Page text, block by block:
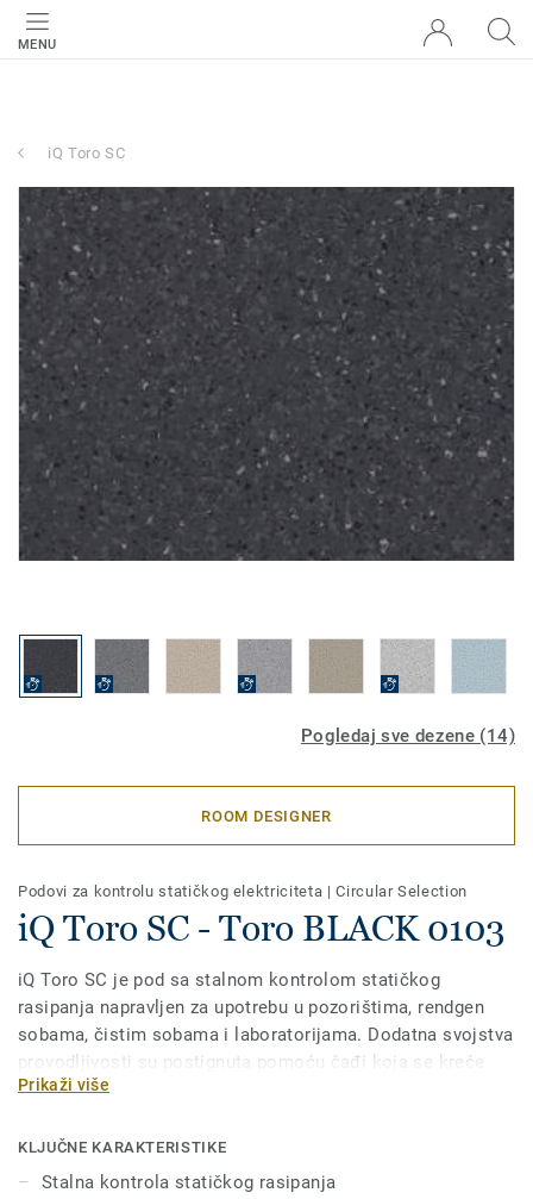
MENU
iQ Toro SC
Pogledaj sve dezene (14)
ROOM DESIGNER
Podovi za kontrolu statičkog elektriciteta |Circular Selection
iQ Toro SC - Toro BLACK 0103
iQ Toro SC je pod sa stalnom kontrolom statičkog
rasipanja napravljen za upotrebu u pozorištima, rendgen
sobama, čistim sobama i laboratorijama. Dodatna svojstva
provodljivosti su postignuta pomoću čađi koja se kreće
kroz vinil duž podnog oslonca od čistog ugljenika. Deo je
otpornost na habanje, fleke i nagrizanje u prostorima velike
prohodnosti. Boje se uklapaju sa drugim proizvodima i
Prikaži više
KLJUČNE KARAKTERISTIKE
Stalna kontrola statičkog rasipanja